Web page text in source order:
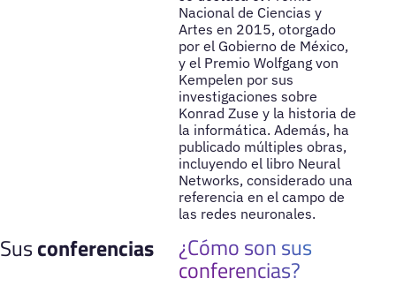
Nacional de Ciencias y
Artes en 2015, otorgado
por el Gobierno de México,
y el Premio Wolfgang von
Kempelen por sus
investigaciones sobre
Konrad Zuse y la historia de
la informática. Además, ha
publicado múltiples obras,
incluyendo el libro Neural
Networks, considerado una
referencia en el campo de
las redes neuronales.
Susconferencias ¿Cómo son sus
conferencias?